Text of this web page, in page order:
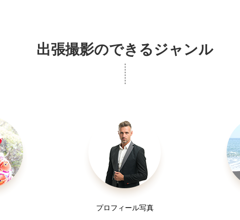
出張撮影のできるジャンル
プロフィール写真